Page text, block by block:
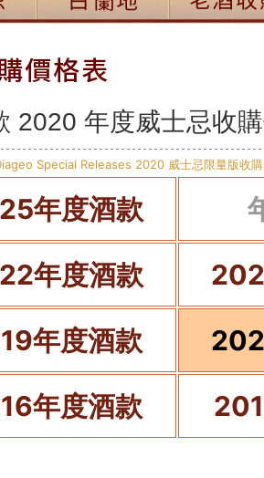
2020 年度威士忌收
年度酒款
年度酒款
年度酒款
年度酒款